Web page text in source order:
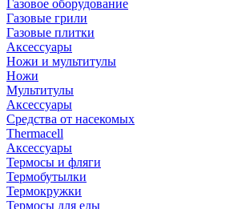
Газовое оборудование
Газовые грили
Газовые плитки
Аксессуары
Ножи и мультитулы
Ножи
Мультитулы
Аксессуары
Средства от насекомых
Thermacell
Аксессуары
Термосы и фляги
Термобутылки
Термокружки
Термосы для еды